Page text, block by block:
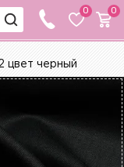
0 0
цвет черный